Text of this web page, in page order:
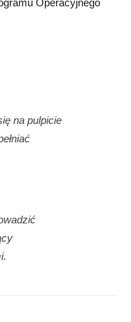
Operacyjnego
na pulpicie